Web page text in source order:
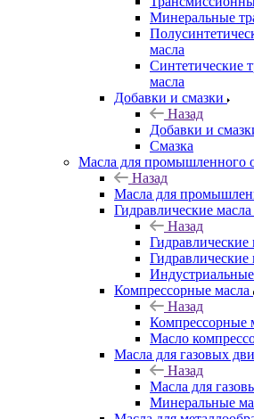
Минеральные
масла
Синтетические
масла
Добавки и смазки
Назад
Добавки и
Смазка
Масла для промышленного
Назад
Масла для
Гидравлические
Назад
Компрессорные масла
Назад
Компрессорные
Масло
Масла для газовых
Назад
Масла для
Минеральные